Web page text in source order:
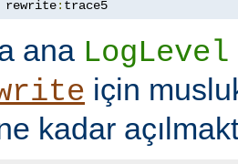
: trace5
ana LogLevel
için
kadar